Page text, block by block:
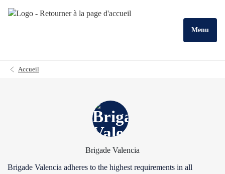
Menu
Accueil
Brigade Valencia
Brigade Valencia adheres to the highest requirements in all